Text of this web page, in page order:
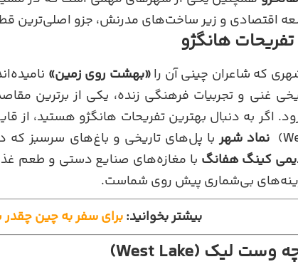
اقتصادی و زیر ساخت‌های مدرنش، جزو اصلی‌ترین
هانگژو
که شاعران چینی آن را«بهشت روی زمین»
غنی و تجربیات فرهنگی زنده، یکی از برترین
اگر به دنبال بهترین تفریحات هانگژو هستید، از
نماد شهربا پل‌های تاریخی و باغ‌های سرسبز که
کینگ هفانگ با مغازه‌های صنایع دستی و طعم
بی‌شماری پیش روی شماست.
بیشتر بخوانید:برای سفر به چین چقدر